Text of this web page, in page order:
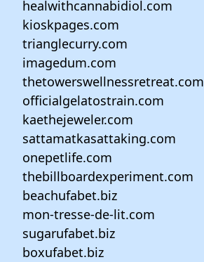
healwithcannabidiol.com
kioskpages.com
trianglecurry.com
imagedum.com
thetowerswellnessretreat.com
officialgelatostrain.com
kaethejeweler.com
sattamatkasattaking.com
onepetlife.com
thebillboardexperiment.com
beachufabet.biz
mon-tresse-de-lit.com
sugarufabet.biz
boxufabet.biz